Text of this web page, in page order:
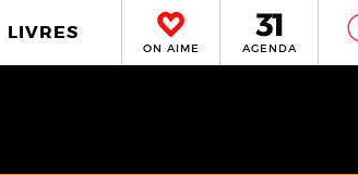
LIVRES
ON AIME AGENDA